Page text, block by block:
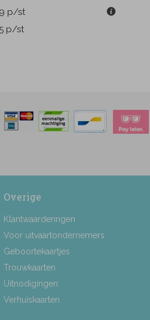
p/st
p/st
Overige
Klantwaarderingen
Voor uitvaartondernemers
Geboortekaartjes
Trouwkaarten
Uitnodigingen
Verhuiskaarten